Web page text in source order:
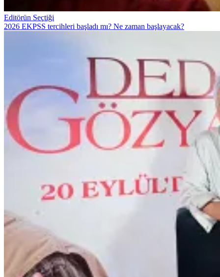
Editörün Seçtiği
2026 EKPSS tercihleri başladı mı? Ne zaman başlayacak?